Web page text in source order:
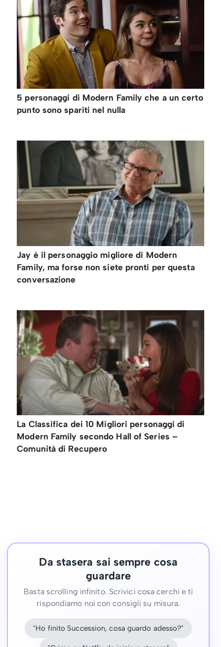
5 personaggi di Modern Family che a un certo
punto sono spariti nel nulla
Jay è il personaggio migliore di Modern
Family, ma forse non siete pronti per questa
conversazione
La Classifica dei 10 Migliori personaggi di
Modern Family secondo Hall of Series –
Comunità di Recupero
Da stasera sai sempre cosa
guardare
Basta scrolling infinito. Scrivici cosa cerchi e ti
rispondiamo noi con consigli su misura.
"Ho finito Succession, cosa guardo adesso?"